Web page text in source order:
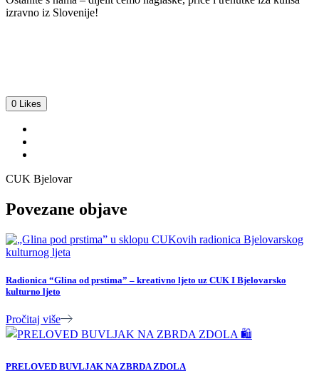
izravno iz Slovenije!
0 Likes
CUK Bjelovar
Povezane objave
Radionica “Glina od prstima” – kreativno ljeto uz CUK I Bjelovarsko
kulturno ljeto
Pročitaj više
PRELOVED BUVLJAK NA ZBRDA ZDOLA